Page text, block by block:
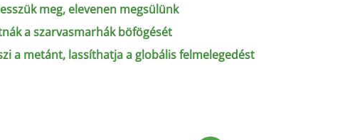
meg, elevenen megsülünk
a szarvasmarhák böfögését
a metánt, lassíthatja a globális felmelegedést